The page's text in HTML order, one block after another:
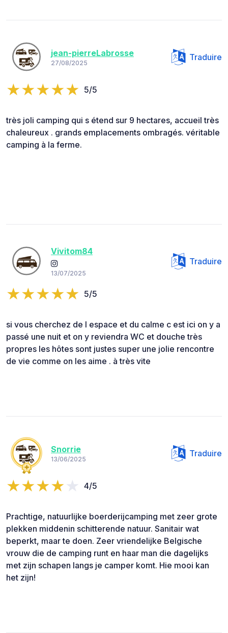
jean-pierreLabrosse
27/08/2025
Traduire
5/5
très joli camping qui s étend sur 9 hectares, accueil très
chaleureux . grands emplacements ombragés. véritable
camping à la ferme.
Vivitom84
13/07/2025
Traduire
5/5
si vous cherchez de l espace et du calme c est ici on y a
passé une nuit et on y reviendra WC et douche très
propres les hôtes sont justes super une jolie rencontre
de vie comme on les aime . à très vite
Snorrie
13/06/2025
Traduire
4/5
Prachtige, natuurlijke boerderijcamping met zeer grote
plekken middenin schitterende natuur. Sanitair wat
beperkt, maar te doen. Zeer vriendelijke Belgische
vrouw die de camping runt en haar man die dagelijks
met zijn schapen langs je camper komt. Hie mooi kan
het zijn!